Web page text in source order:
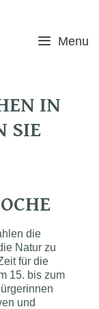
Menu
IN
SIE
die
Natur zu
für die
15. bis zum
und